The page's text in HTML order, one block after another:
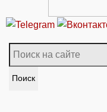
Поиск